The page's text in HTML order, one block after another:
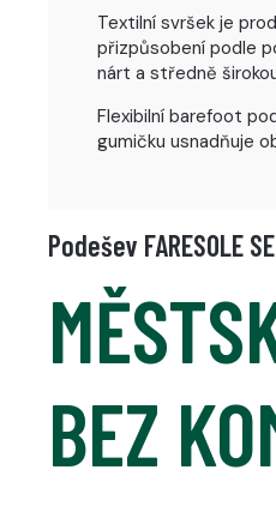
Textilní svršek je
přizpůsobení podle
nárt a středně
Flexibilní barefoot
gumičku usnadňuje
Podešev FARESOLE
BEZ